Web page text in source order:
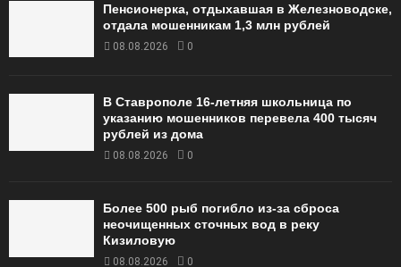
Пенсионерка, отдыхавшая в Железноводске,
отдала мошенникам 1,3 млн рублей
08.08.2026 0
В Ставрополе 16-летняя школьница по
указанию мошенников перевела 400 тысяч
рублей из дома
08.08.2026 0
Более 500 рыб погибло из-за сброса
неочищенных сточных вод в реку
Кизиловую
08.08.2026 0